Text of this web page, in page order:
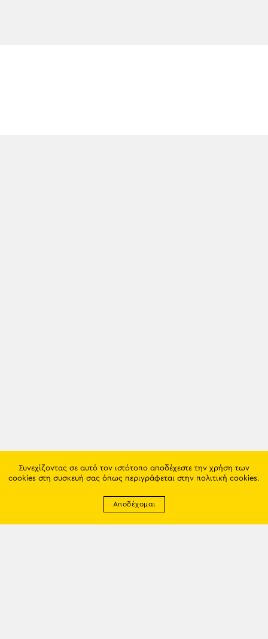
Συνεχίζοντας σε αυτό τον ιστότοπο αποδέχεστε την χρήση των
cookies στη συσκευή σας όπως περιγράφεται στην πολιτική cookies.
Αποδέχομαι